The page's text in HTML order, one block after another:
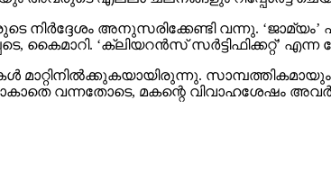
നിര്‍ദ്ദേശം അനുസരിക്കേണ്ടി വന്നു.
‘ക്ലിയറന്‍സ് സര്‍ട്ടിഫിക്കറ്റ്’ എന്ന
മാറ്റിനില്‍ക്കുകയായിരുന്നു.
വന്നതോടെ, മകന്റെ വിവാഹശേഷം